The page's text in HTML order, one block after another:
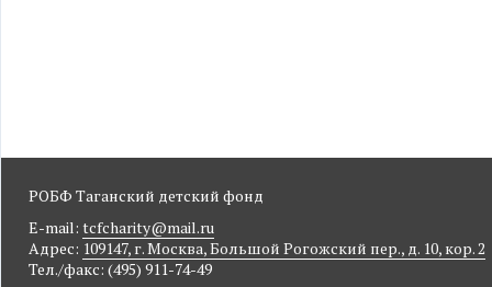
РОБФ Таганский детский фонд
E-mail: tcfcharity@mail.ru
Адрес: 109147, г. Москва, Большой Рогожский пер., д. 10, кор. 2
Тел./факс: (495) 911-74-49